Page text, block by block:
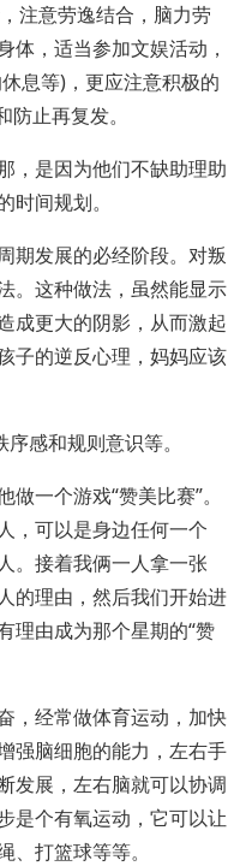
注意劳逸结合，脑力劳
体，适当参加文娱活动，
息等)，更应注意积极的
止再复发。
，是因为他们不缺助理助
间规划。
发展的必经阶段。对叛
。这种做法，虽然能显示
成更大的阴影，从而激起
子的逆反心理，妈妈应该
感和规则意识等。
一个游戏“赞美比赛”。
，可以是身边任何一个
。接着我俩一人拿一张
的理由，然后我们开始进
理由成为那个星期的“赞
，经常做体育运动，加快
强脑细胞的能力，左右手
发展，左右脑就可以协调
是个有氧运动，它可以让
打篮球等等。